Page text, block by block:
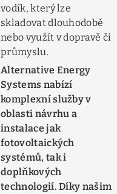
vodík, který lze
skladovat dlouhodobě
nebo využít v dopravě či
průmyslu.
Alternative Energy
Systems nabízí
komplexní služby v
oblasti návrhu a
instalace jak
fotovoltaických
systémů, tak i
doplňkových
technologií. Díky našim